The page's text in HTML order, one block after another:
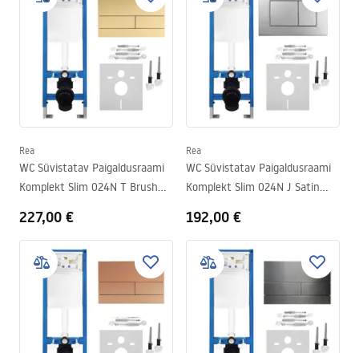
Rea
WC Süvistatav Paigaldusraami
Komplekt Slim 024N T Brush
227,00 €
Rea
WC Süvistatav Paigaldusraami
Komplekt Slim 024N J Satin
192,00 €